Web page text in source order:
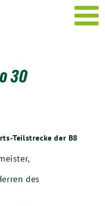
30
Teilstrecke der B8
des